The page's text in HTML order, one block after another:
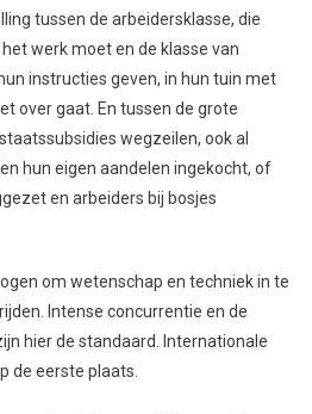
tussen de arbeidersklasse, die
werk moet en de klasse van
instructies geven, in hun tuin met
over gaat. En tussen de grote
wegzeilen, ook al
hun eigen aandelen ingekocht, of
en arbeiders bij bosjes
om wetenschap en techniek in te
Intense concurrentie en de
hier de standaard. Internationale
de eerste plaats.